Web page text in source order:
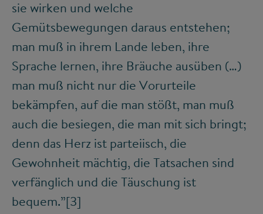
sie wirken und welche
Gemütsbewegungen daraus entstehen;
man muß in ihrem Lande leben, ihre
Sprache lernen, ihre Bräuche ausüben (…)
man muß nicht nur die Vorurteile
bekämpfen, auf die man stößt, man muß
auch die besiegen, die man mit sich bringt;
denn das Herz ist parteiisch, die
Gewohnheit mächtig, die Tatsachen sind
verfänglich und die Täuschung ist
bequem.”[3]